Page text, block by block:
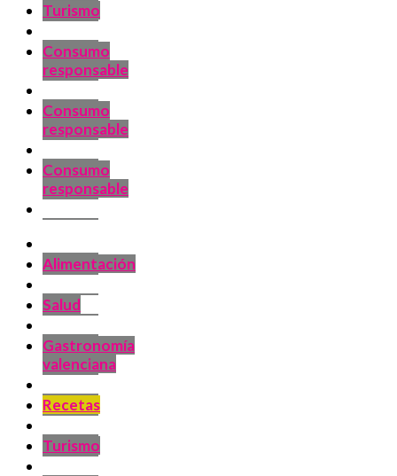
Turismo
Consumo
responsable
Consumo
responsable
Consumo
responsable
Alimentación
Salud
Gastronomía
valenciana
Recetas
Turismo